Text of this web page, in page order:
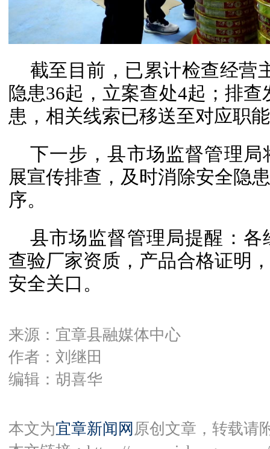
截至目前，已累计检查经营
隐患36起，立案查处4起；排
患，相关线索已移送至对应职
下一步，县市场监督管理
展宣传排查，及时消除安全隐
序。
县市场监督管理局提醒：
查验厂家资质，产品合格证明
安全关口。
来源：宜章县融媒体中心
作者：刘继田
编辑：胡喜华
本文为宜章新闻网 原创文章，转载请